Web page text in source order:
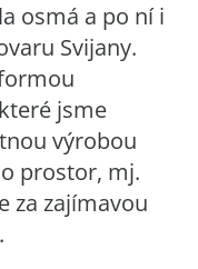
osmá a po ní i
Svijany.
jsme
výrobou
prostor, mj.
za zajímavou